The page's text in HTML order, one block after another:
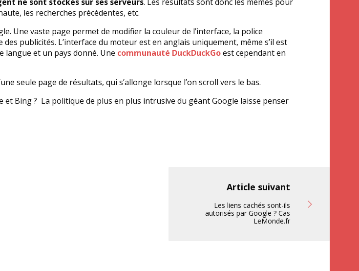
les recherches précédentes, etc.
Une vaste page permet de modifier la couleur de l’interface, la police
publicités. L’interface du moteur est en anglais uniquement, même s’il est
langue et un pays donné. Une communauté DuckDuckGoest cependant en
seule page de résultats, qui s’allonge lorsque l’on scroll vers le bas.
Bing ? La politique de plus en plus intrusive du géant Google laisse penser
Article suivant
Les liens cachés sont-ils
autorisés par Google ? Cas
LeMonde.fr